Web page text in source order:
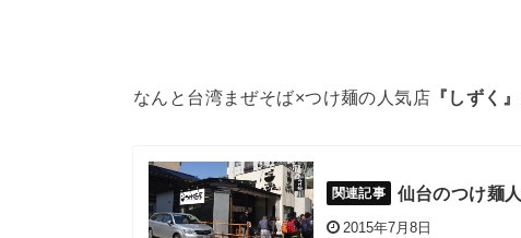
なんと台湾まぜそば×つけ麺の人気店 『しずく』
仙台のつけ麺
2015年7月8日